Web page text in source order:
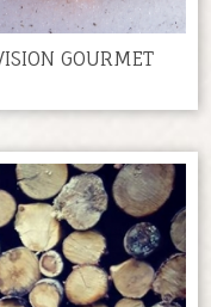
GOURMET